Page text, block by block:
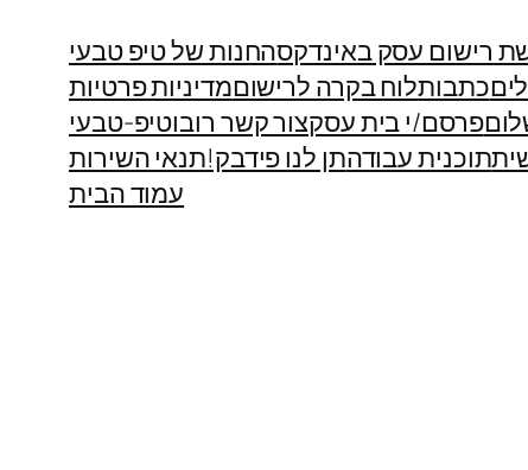
רישום עסק באינדקסהחנות של טיפ טבעי
כתבותלוח בקרה לרישוםמדיניות פרטיות
פרסם/י בית עסקצור קשר רובוטיפ-טבעי
תוכנית עבודהתן לנו פידבק!תנאי השירות
עמוד הבית